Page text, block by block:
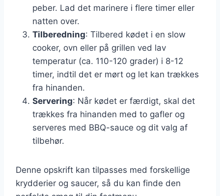
peber. Lad det marinere i flere timer eller
natten over.
Tilberedning: Tilbered kødet i en slow
cooker, ovn eller på grillen ved lav
temperatur (ca. 110-120 grader) i 8-12
timer, indtil det er mørt og let kan trækkes
fra hinanden.
Servering: Når kødet er færdigt, skal det
trækkes fra hinanden med to gafler og
serveres med BBQ-sauce og dit valg af
tilbehør.
Denne opskrift kan tilpasses med forskellige
krydderier og saucer, så du kan finde den